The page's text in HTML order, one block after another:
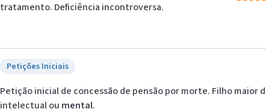
tratamento. Deficiência incontroversa.
Petições Iniciais
Petição inicial de concessão de pensão por morte. Filho maior
intelectual ou mental.